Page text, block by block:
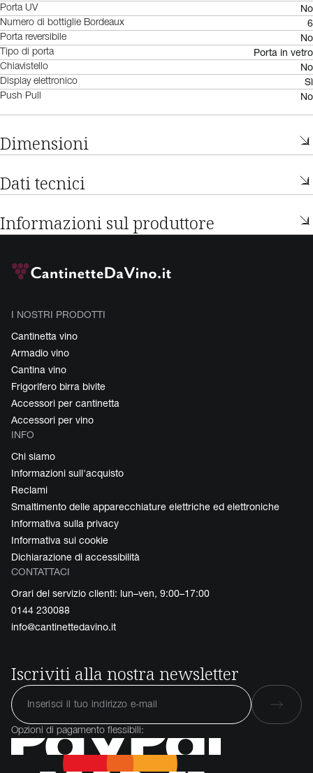
Porta UV No
Numero di bottiglie Bordeaux 6
Porta reversibile No
Tipo di porta Porta in vetro
Chiavistello No
Display elettronico Sì
Push Pull No
Dimensioni
Dati tecnici
Informazioni sul produttore
I NOSTRI PRODOTTI
Cantinetta vino
Armadio vino
Cantina vino
Frigorifero birra bivite
Accessori per cantinetta
Accessori per vino
INFO
Chi siamo
Informazioni sull'acquisto
Reclami
Smaltimento delle apparecchiature elettriche ed elettroniche
Informativa sulla privacy
Informativa sui cookie
Dichiarazione di accessibilità
CONTATTACI
Orari del servizio clienti: lun–ven, 9:00–17:00
0144 230088
info@cantinettedavino.it
Iscriviti alla nostra newsletter
Opzioni di pagamento flessibili: